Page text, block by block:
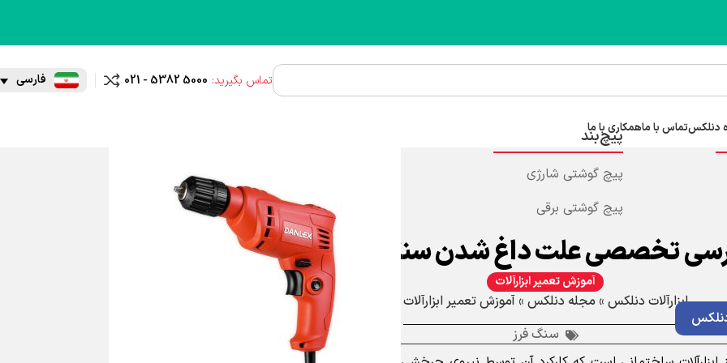
تماس بگیرید: 021 - 5382 5000 مقایسه فارسی
پیچ‌بند
پیچ گوشتی شارژی
پیچ گوشتی برقی
دنلکستماس با ما همکاری با ما
تخصصی علت داغ شدن سنگ فرز
آموزش تعمیر ابزارآلات
ابزارآلات دنلکس»مجله دنلکس»آموزش تعمیر ابزارآلات
سنگ فرز